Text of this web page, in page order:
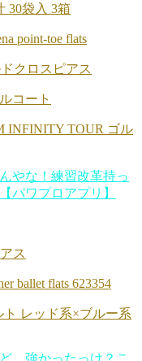
30袋入 3箱
point-toe flats
クロスピアス
コート
TOUR ゴル
やな！練習改革持っ
パワプロアプリ】
ス
ballet flats 623354
レッド系×ブルー系
、強かったっけ？こ